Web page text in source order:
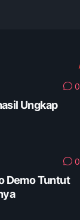
0
Ungkap
0
Demo Tuntut